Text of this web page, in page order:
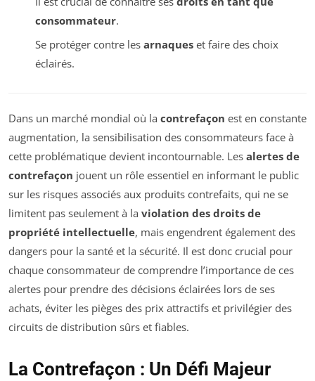
consommateur.
Se protéger contre les arnaqueset faire des choix
éclairés.
Dans un marché mondial où la contrefaçon est en constante
augmentation, la sensibilisation des consommateurs face à
cette problématique devient incontournable. Les alertes de
contrefaçon jouent un rôle essentiel en informant le public
sur les risques associés aux produits contrefaits, qui ne se
limitent pas seulement à la violation des droits de
propriété intellectuelle, mais engendrent également des
dangers pour la santé et la sécurité. Il est donc crucial pour
chaque consommateur de comprendre l’importance de ces
alertes pour prendre des décisions éclairées lors de ses
achats, éviter les pièges des prix attractifs et privilégier des
circuits de distribution sûrs et fiables.
La Contrefaçon : Un Défi Majeur